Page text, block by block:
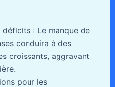
: Le manque de
conduira à des
croissants, aggravant
pour les